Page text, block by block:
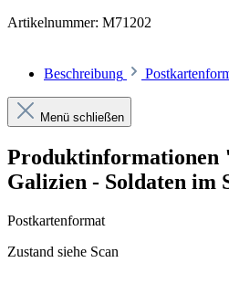
Artikelnummer: M71202
Beschreibung
Menü schließen
Produktinformationen
Galizien - Soldaten im
Postkartenformat
Zustand siehe Scan